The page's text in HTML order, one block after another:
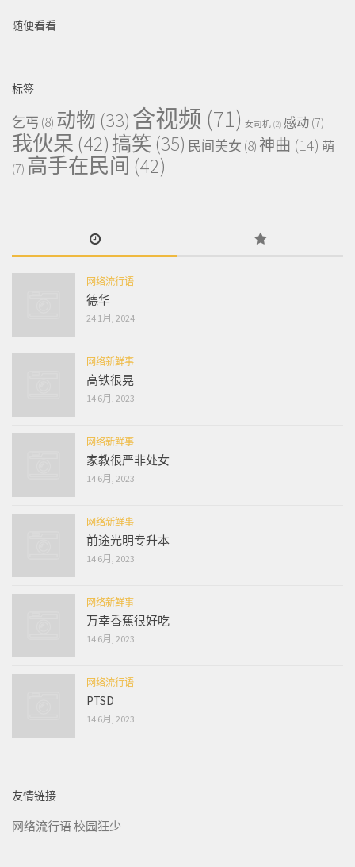
随便看看
标签
乞丐 (8) 动物 (33)含视频 (71) 女司机 (2) 感动 (7)
我伙呆 (42)搞笑 (35) 民间美女 (8) 神曲 (14) 萌
(7) 高手在民间 (42)
网络流行语
德华
24 1月, 2024
网络新鲜事
高铁很晃
14 6月, 2023
网络新鲜事
家教很严非处女
14 6月, 2023
网络新鲜事
前途光明专升本
14 6月, 2023
网络新鲜事
万幸香蕉很好吃
14 6月, 2023
网络流行语
PTSD
14 6月, 2023
友情链接
网络流行语校园狂少